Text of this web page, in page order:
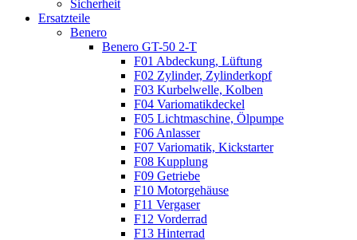
Sicherheit
Ersatzteile
Benero
Benero GT-50 2-T
F01 Abdeckung, Lüftung
F02 Zylinder, Zylinderkopf
F03 Kurbelwelle, Kolben
F04 Variomatikdeckel
F05 Lichtmaschine, Ölpumpe
F06 Anlasser
F07 Variomatik, Kickstarter
F08 Kupplung
F09 Getriebe
F10 Motorgehäuse
F11 Vergaser
F12 Vorderrad
F13 Hinterrad